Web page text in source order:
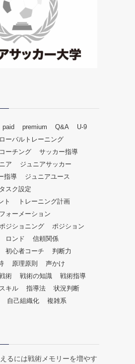
下
矢
っ
だ
い。
paid premium Q&A
U-9
ーバルトレーニング
コーチング
サッカー指導
ア
ジュニアサッカー
指導
ジュニアユース
タスク設定
ト
トレーニング計画
フォーメーション
ジショニング
ポジション
ロンド
信頼関係
初心者コーチ
判断力
原理原則
声かけ
術 戦術の知識
戦術指導
キル 指導法
状況判断
自己組織化 複雑系
るには戦術メモリーを増やす